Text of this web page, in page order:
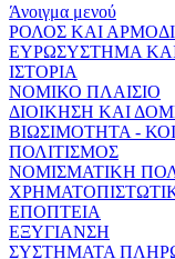
Άνοιγμα μενού
ΡΟΛΟΣ ΚΑΙ
ΕΥΡΩΣΥΣΤΗΜΑ
ΙΣΤΟΡΙΑ
ΝΟΜΙΚΟ ΠΛΑΙΣΙΟ
ΔΙΟΙΚΗΣΗ ΚΑΙ
ΒΙΩΣΙΜΟΤΗΤΑ -
ΠΟΛΙΤΙΣΜΟΣ
ΝΟΜΙΣΜΑΤΙΚΗ
ΕΠΟΠΤΕΙΑ
ΕΞΥΓΙΑΝΣΗ
ΣΥΣΤΗΜΑΤΑ